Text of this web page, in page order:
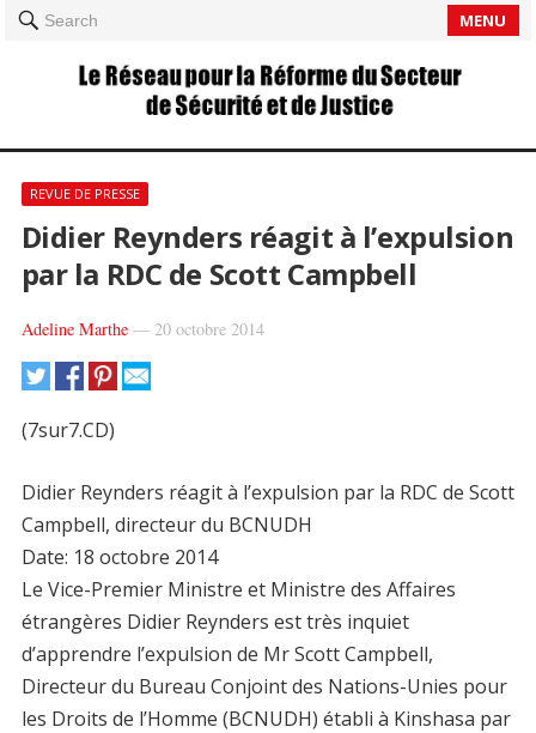
Search MENU
REVUE DE PRESSE
Didier Reynders réagit à l’expulsion
par la RDC de Scott Campbell
Adeline Marthe— 20 octobre 2014
(7sur7.CD)
Didier Reynders réagit à l’expulsion par la RDC de Scott
Campbell, directeur du BCNUDH
Date: 18 octobre 2014
Le Vice-Premier Ministre et Ministre des Affaires
étrangères Didier Reynders est très inquiet
d’apprendre l’expulsion de Mr Scott Campbell,
Directeur du Bureau Conjoint des Nations-Unies pour
les Droits de l’Homme (BCNUDH) établi à Kinshasa par